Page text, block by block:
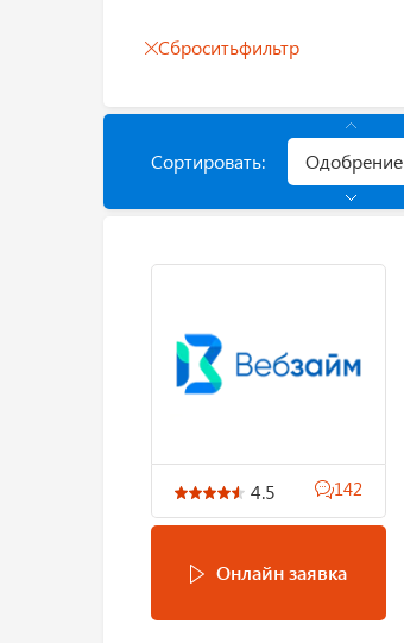
Сброситьфильтр
Сортировать: Одобрение
4.5 142
Онлайн заявка